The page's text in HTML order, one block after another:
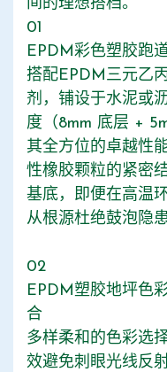
间的理想搭档。
01
EPDM彩色塑胶跑
搭配EPDM三元乙
剂，铺设于水泥或
度（8mm 底层 +
其全方位的卓越性
性橡胶颗粒的紧密
基底，即便在高温
从根源杜绝鼓泡隐
02
EPDM塑胶地坪色
合
多样柔和的色彩选
效避免刺眼光线反